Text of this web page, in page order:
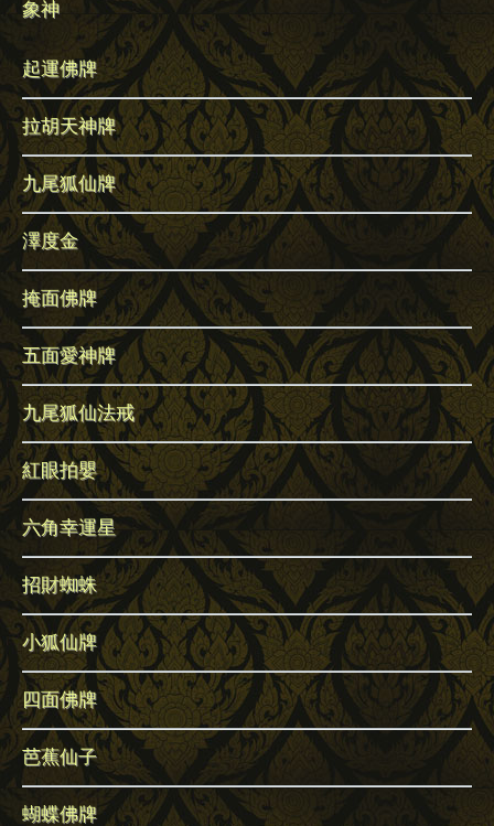
象神
起運佛牌
拉胡天神牌
九尾狐仙牌
澤度金
掩面佛牌
五面愛神牌
九尾狐仙法戒
紅眼拍嬰
六角幸運星
招財蜘蛛
小狐仙牌
四面佛牌
芭蕉仙子
蝴蝶佛牌